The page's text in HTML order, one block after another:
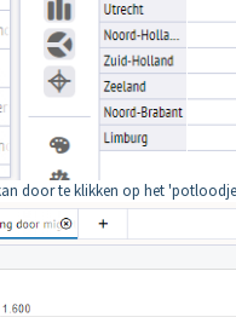
door te klikken op het